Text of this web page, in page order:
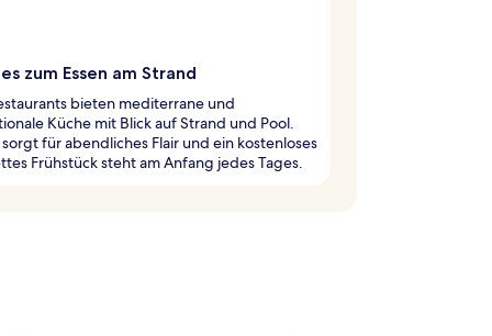
zum Essen am Strand
bieten mediterrane und
Küche mit Blick auf Strand und Pool.
sorgt für abendliches Flair und ein kostenloses
Frühstück steht am Anfang jedes Tages.